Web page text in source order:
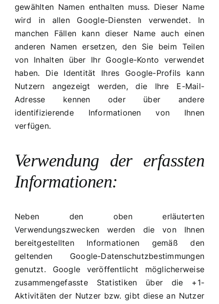
gewählten Namen enthalten muss. Dieser Name
wird in allen Google-Diensten verwendet. In
manchen Fällen kann dieser Name auch einen
anderen Namen ersetzen, den Sie beim Teilen
von Inhalten über Ihr Google-Konto verwendet
haben. Die Identität Ihres Google-Profils kann
Nutzern angezeigt werden, die Ihre E-Mail-
Adresse kennen oder über andere
identifizierende Informationen von Ihnen
verfügen.
Verwendung der erfassten
Informationen:
Neben den oben erläuterten
Verwendungszwecken werden die von Ihnen
bereitgestellten Informationen gemäß den
geltenden Google-Datenschutzbestimmungen
genutzt. Google veröffentlicht möglicherweise
zusammengefasste Statistiken über die +1-
Aktivitäten der Nutzer bzw. gibt diese an Nutzer